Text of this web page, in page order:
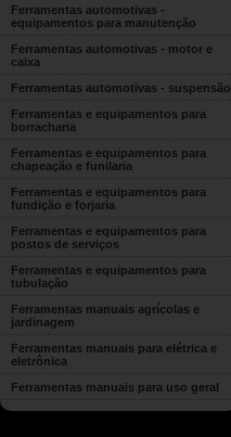
Ferramentas automotivas -
equipamentos para manutenção
Ferramentas automotivas - motor e
caixa
Ferramentas automotivas - suspensão
Ferramentas e equipamentos para
borracharia
Ferramentas e equipamentos para
chapeação e funilaria
Ferramentas e equipamentos para
fundição e forjaria
Ferramentas e equipamentos para
postos de serviços
Ferramentas e equipamentos para
tubulação
Ferramentas manuais agrícolas e
jardinagem
Ferramentas manuais para elétrica e
eletrônica
Ferramentas manuais para uso geral